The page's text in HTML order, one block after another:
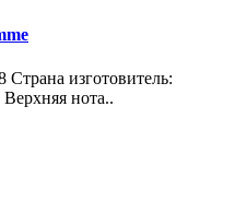
изготовитель:
нота..